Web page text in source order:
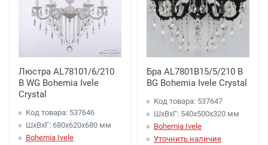
Люстра AL78101/6/210
B WG Bohemia Ivele
Crystal
Код товара: 537646
ШхВхГ: 680х620x680 мм
Bohemia Ivele
Бра AL7801B15/5/210 B
BG Bohemia Ivele Crystal
Код товара: 537647
ШхВхГ: 540х500x320 мм
Bohemia Ivele
Уточнить наличие